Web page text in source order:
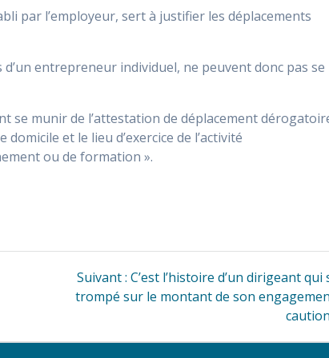
par l’employeur, sert à justifier les déplacements
entrepreneur individuel, ne peuvent donc pas se
se munir de l’attestation de déplacement
et le lieu d’exercice de l’activité
ou de formation ».
Suivant : Article
suivant
C’est l’histoire d’un dirigeant qui
trompé sur le montant de son